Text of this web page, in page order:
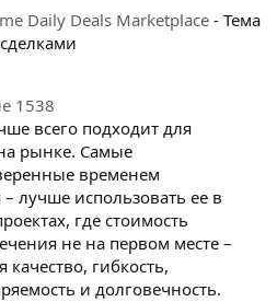
Daily Deals Marketplace - Тема
1538
всего подходит для
рынке. Самые
временем
лучше использовать ее в
где стоимость
не на первом месте –
качество, гибкость,
и долговечность.